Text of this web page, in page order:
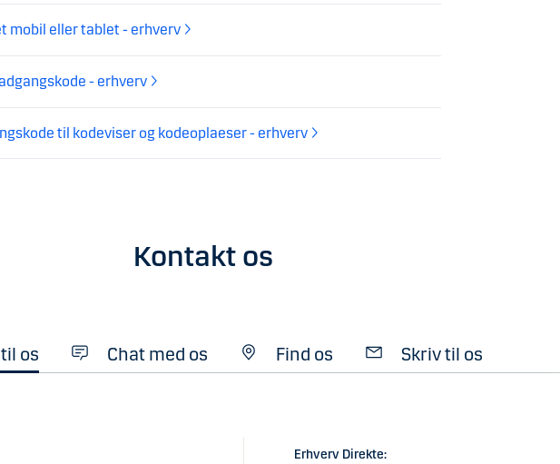
mobil eller tablet - erhverv
- erhverv
til kodeviser og kodeoplaeser - erhverv
Kontakt os
os Chat med os Find os Skriv til os
Erhverv Direkte: